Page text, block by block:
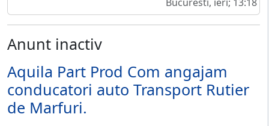
Anunt inactiv
Aquila Part Prod Com angajam
conducatori auto Transport Rutier
de Marfuri.